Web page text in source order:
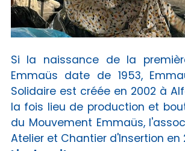
Si la naissance de la
Emmaüs date de 1953,
Solidaire est créée en 2002 à
la fois lieu de production et
du Mouvement Emmaüs,
Atelier et Chantier d'Insertion en